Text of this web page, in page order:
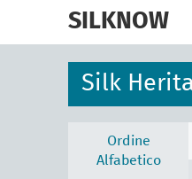
SILKNOW
Silk
Ordine
Alfabetico